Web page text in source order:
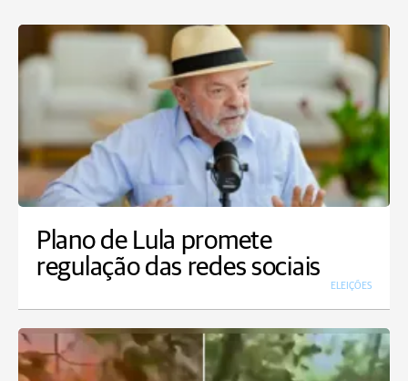
Plano de Lula promete
regulação das redes sociais
ELEIÇÕES